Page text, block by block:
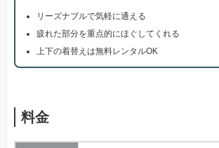
リーズナブルで気軽に通える
疲れた部分を重点的にほぐしてくれる
上下の着替えは無料レンタルOK
料金